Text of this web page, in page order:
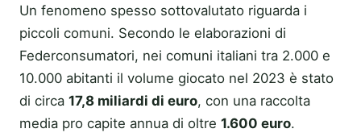
Un fenomeno spesso sottovalutato riguarda i
piccoli comuni. Secondo le elaborazioni di
Federconsumatori, nei comuni italiani tra 2.000 e
10.000 abitanti il volume giocato nel 2023 è stato
di circa 17,8 miliardi di euro, con una raccolta
media pro capite annua di oltre 1.600 euro.